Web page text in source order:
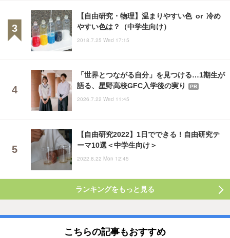
【自由研究・物理】温まりやすい色 or 冷め
やすい色は？（中学生向け）
2018.7.25 Wed 17:15
「世界とつながる自分」を見つける…1期生が
語る、星野高校GFC入学後の実り
PR
2026.7.22 Wed 11:45
【自由研究2022】1日でできる！自由研究テ
ーマ10選＜中学生向け＞
2022.8.22 Mon 12:45
ランキングをもっと見る
こちらの記事もおすすめ